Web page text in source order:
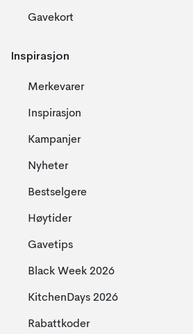
Gavekort
Inspirasjon
Merkevarer
Inspirasjon
Kampanjer
Nyheter
Bestselgere
Høytider
Gavetips
Black Week 2026
KitchenDays 2026
Rabattkoder